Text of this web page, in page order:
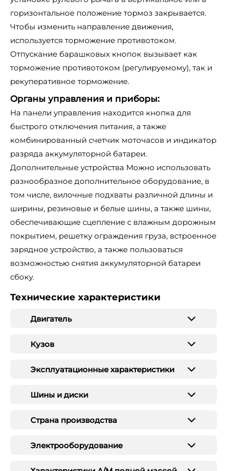
горизонтальное положение тормоз закрывается.
Чтобы изменить направление движения,
используется торможение противотоком.
Отпускание барашковых кнопок вызывает как
торможение противотоком (регулируемому), так и
рекуперативное торможение.
Органы управления и приборы:
На панели управления находится кнопка для
быстрого отключения питания, а также
комбинированный счетчик моточасов и индикатор
разряда аккумуляторной батареи.
Дополнительные устройства Можно использовать
разнообразное дополнительное оборудование, в
том числе, вилочные подхваты различной длины и
ширины, резиновые и белые шины, а также шины,
обеспечивающие сцепление с влажным дорожным
покрытием, решетку ограждения груза, встроенное
зарядное устройство, а также пользоваться
возможностью снятия аккумуляторной батареи
сбоку.
Технические характеристики
Двигатель
Кузов
Эксплуатационные характеристики
Шины и диски
Страна производства
Электрооборудование